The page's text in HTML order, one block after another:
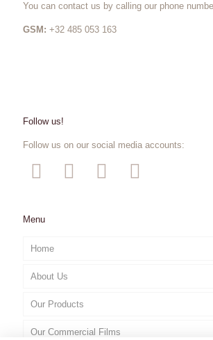
You can contact us by calling our phone
GSM: +32 485 053 163
Follow us!
Follow us on our social media accounts:
Menu
Home
About Us
Our Products
Our Commercial Films